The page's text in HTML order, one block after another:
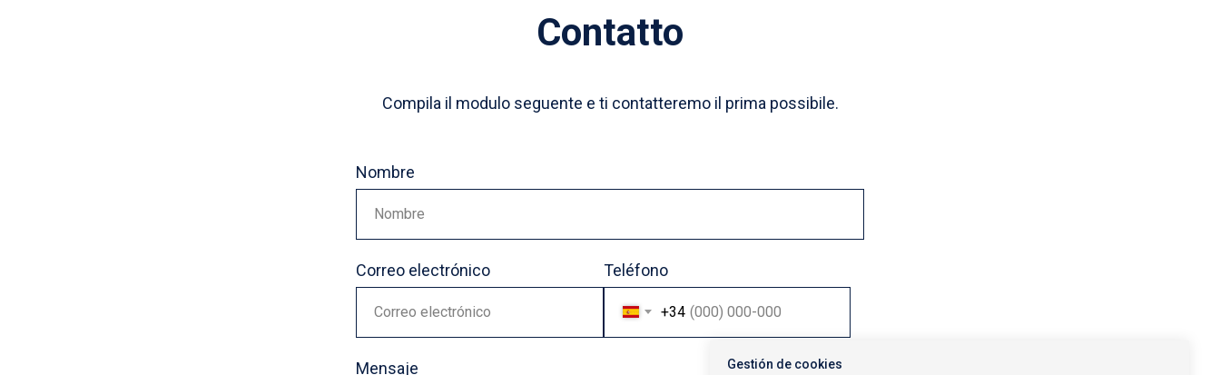
Contatto
Compila il modulo seguente e ti contatteremo il prima possibile.
Nombre
Nombre
Correo electrónico
Correo electrónico
Teléfono
+34
Mensaje Gestión de cookies